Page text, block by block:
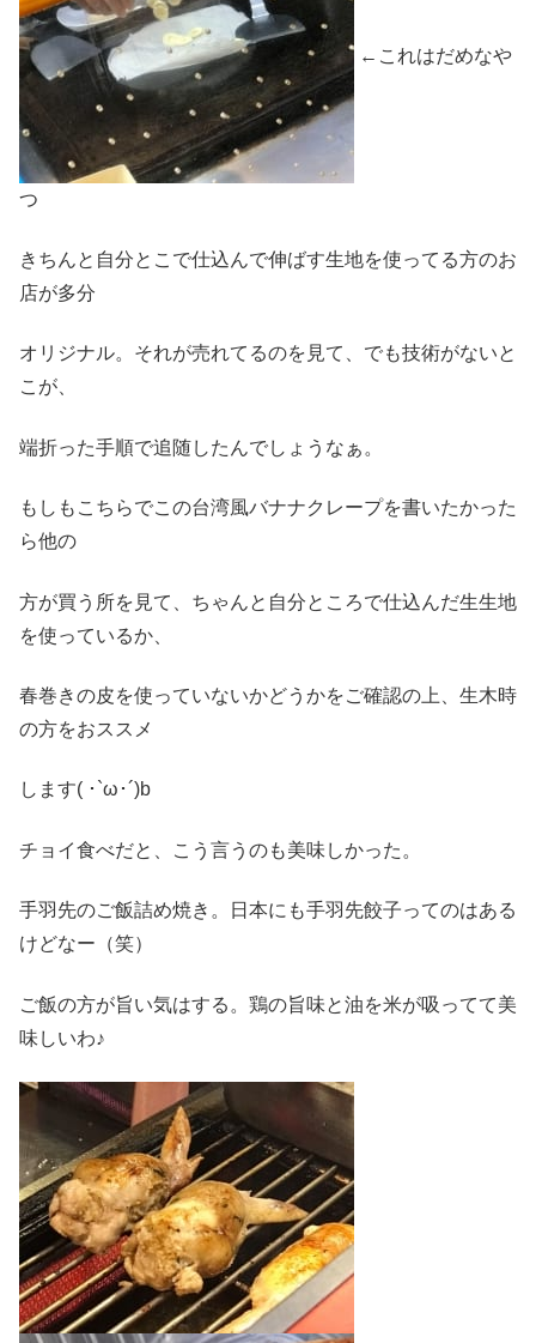
←これはだめなや
つ
きちんと自分とこで仕込んで伸ばす生地を使ってる方のお
店が多分
オリジナル。それが売れてるのを見て、でも技術がないと
こが、
端折った手順で追随したんでしょうなぁ。
もしもこちらでこの台湾風バナナクレープを書いたかった
ら他の
方が買う所を見て、ちゃんと自分ところで仕込んだ生生地
を使っているか、
春巻きの皮を使っていないかどうかをご確認の上、生木時
の方をおススメ
します( ･`ω･´)b
チョイ食べだと、こう言うのも美味しかった。
手羽先のご飯詰め焼き。日本にも手羽先餃子ってのはある
けどなー（笑）
ご飯の方が旨い気はする。鶏の旨味と油を米が吸ってて美
味しいわ♪